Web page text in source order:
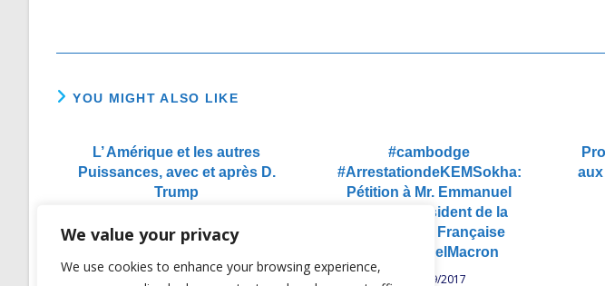
We value your privacy
We use cookies to enhance your browsing experience,
YOU MIGHT ALSO LIKE
L’ Amérique et les autres
Puissances, avec et après D.
Trump
#cambodge
#ArrestationdeKEMSokha:
Pétition à Mr. Emmanuel
Macron Président de la
République Française
@EmmanuelMacron
12/09/2017